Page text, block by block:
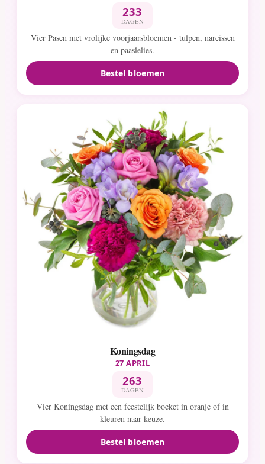
233
DAGEN
Vier Pasen met vrolijke voorjaarsbloemen - tulpen, narcissen
en paaslelies.
Bestel bloemen
Koningsdag
27 APRIL
263
DAGEN
Vier Koningsdag met een feestelijk boeket in oranje of in
kleuren naar keuze.
Bestel bloemen